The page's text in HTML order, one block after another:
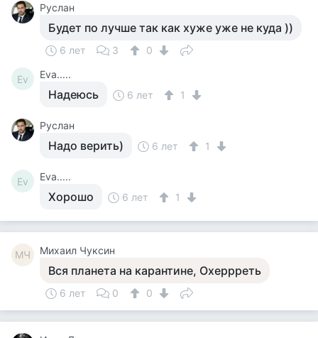
Руслан
Будет по лучше так как хуже уже не куда ))
6 лет 3 0
Ev Eva.....
Надеюсь 6 лет 1
Руслан
Надо верить) 6 лет 1
Ev Eva.....
Хорошо 6 лет 1
МЧ Михаил Чуксин
Вся планета на карантине, Охеррреть
6 лет 0 0